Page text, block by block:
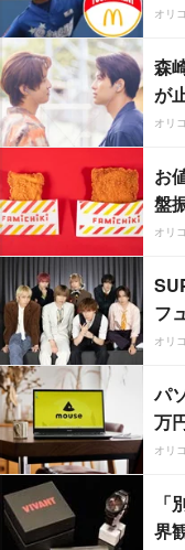
オリ
森
が
オリ
お
盤
オリ
フ
オリ
パ
万
オリ
界